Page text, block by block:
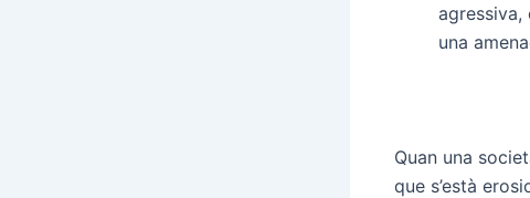
una
Quan una
que s’està